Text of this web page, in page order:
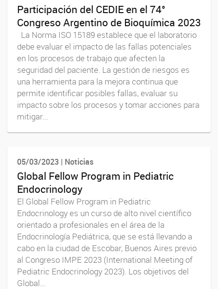
Participación del CEDIE en el 74°
Congreso Argentino de Bioquímica 2023
La Norma ISO 15189 establece que el laboratorio
debe evaluar el impacto de las fallas potenciales
en los procesos de trabajo que afecten la
seguridad del paciente. La gestión de riesgos es
una herramienta para la mejora continua que
permite identificar posibles fallas, evaluar su
impacto sobre los procesos y tomar acciones para
mitigar...
05/03/2023 | Noticias
Global Fellow Program in Pediatric
Endocrinology
El Global Fellow Program in Pediatric
Endocrinology es un curso de alto nivel científico
orientado a profesionales en el área de la
Endocrinología Pediátrica, que se está llevando a
cabo en la ciudad de Escobar, Buenos Aires previo
al Congreso IMPE 2023 (International Meeting of
Pediatric Endocrinology 2023). Los objetivos del
Global...